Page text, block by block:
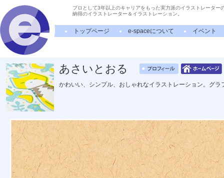
プロとして3年以上のキャリアをもった実力派のイラストレーター
納得のイラストレーター＆イラストレーション。
トップページ e-spaceについて イベント
あさいとおる
かわいい、シンプル、おしゃれなイラストレーション。グ